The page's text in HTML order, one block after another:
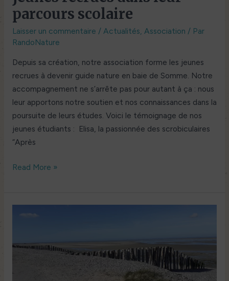
parcours scolaire
Laisser un commentaire / Actualités Association / Par
RandoNature
Depuis sa création, notre association forme les jeunes
recrues à devenir guide nature en baie de Somme. Notre
accompagnement ne s’arrête pas pour autant à ça : nous
leur apportons notre soutien et nos connaissances dans la
poursuite de leurs études. Voici le témoignage de nos
jeunes étudiants : Elisa, la passionnée des scrobiculaires
“Après
Read More »
Somme